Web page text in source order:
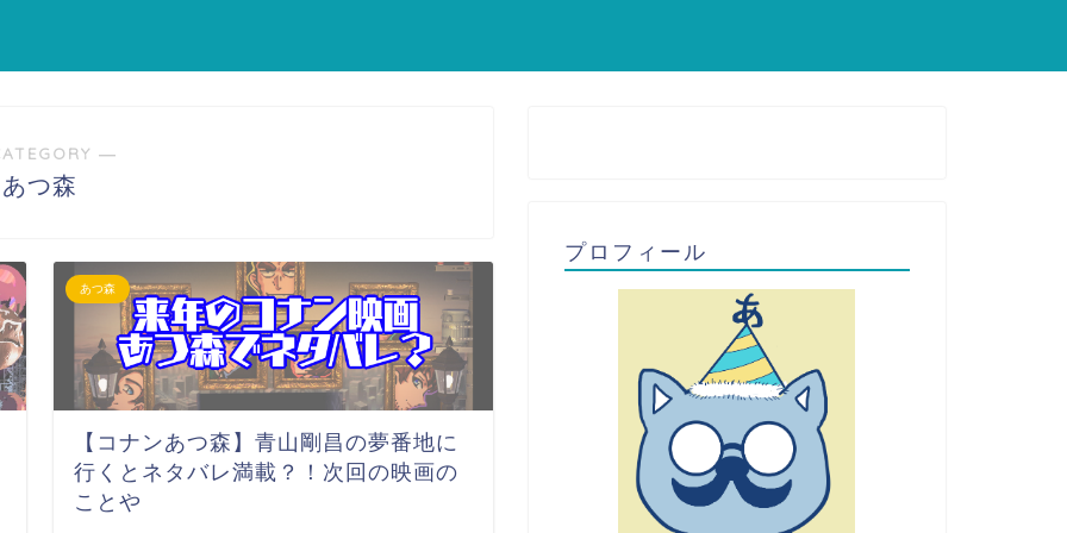
―
あつ森
あつ森
【コナンあつ森】青山剛昌の夢番地に
行くとネタバレ満載？！次回の映画の
ことや
プロフィール